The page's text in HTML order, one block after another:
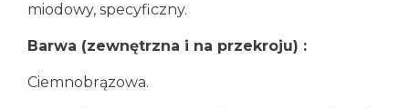
miodowy, specyficzny.
Barwa (zewnętrzna i na przekroju) :
Ciemnobrązowa.